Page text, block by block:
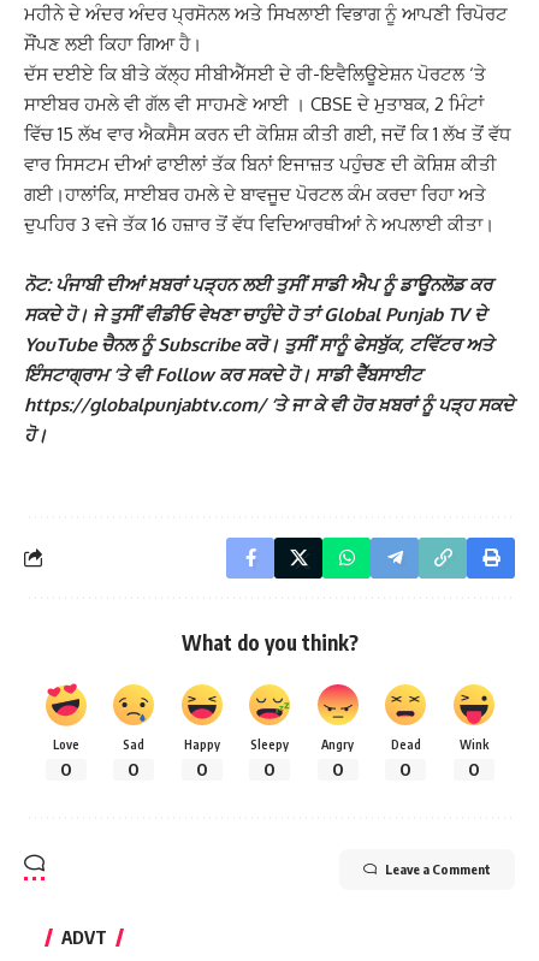
ਮਹੀਨੇ ਦੇ ਅੰਦਰ ਅੰਦਰ ਪ੍ਰਸੋਨਲ ਅਤੇ ਸਿਖਲਾਈ ਵਿਭਾਗ ਨੂੰ ਆਪਣੀ ਰਿਪੋਰਟ
ਸੌਂਪਣ ਲਈ ਕਿਹਾ ਗਿਆ ਹੈ।
ਦੱਸ ਦਈਏ ਕਿ ਬੀਤੇ ਕੱਲ੍ਹ ਸੀਬੀਐੱਸਈ ਦੇ ਰੀ-ਇਵੈਲਿਊਏਸ਼ਨ ਪੋਰਟਲ ‘ਤੇ
ਸਾਈਬਰ ਹਮਲੇ ਵੀ ਗੱਲ ਵੀ ਸਾਹਮਣੇ ਆਈ । CBSE ਦੇ ਮੁਤਾਬਕ, 2 ਮਿੰਟਾਂ
ਵਿੱਚ 15 ਲੱਖ ਵਾਰ ਐਕਸੈਸ ਕਰਨ ਦੀ ਕੋਸ਼ਿਸ਼ ਕੀਤੀ ਗਈ, ਜਦੋਂ ਕਿ 1 ਲੱਖ ਤੋਂ ਵੱਧ
ਵਾਰ ਸਿਸਟਮ ਦੀਆਂ ਫਾਈਲਾਂ ਤੱਕ ਬਿਨਾਂ ਇਜਾਜ਼ਤ ਪਹੁੰਚਣ ਦੀ ਕੋਸ਼ਿਸ਼ ਕੀਤੀ
ਗਈ।ਹਾਲਾਂਕਿ, ਸਾਈਬਰ ਹਮਲੇ ਦੇ ਬਾਵਜੂਦ ਪੋਰਟਲ ਕੰਮ ਕਰਦਾ ਰਿਹਾ ਅਤੇ
ਦੁਪਹਿਰ 3 ਵਜੇ ਤੱਕ 16 ਹਜ਼ਾਰ ਤੋਂ ਵੱਧ ਵਿਦਿਆਰਥੀਆਂ ਨੇ ਅਪਲਾਈ ਕੀਤਾ।
ਨੋਟ: ਪੰਜਾਬੀ ਦੀਆਂ ਖ਼ਬਰਾਂ ਪੜ੍ਹਨ ਲਈ ਤੁਸੀਂ ਸਾਡੀ ਐਪ ਨੂੰ ਡਾਊਨਲੋਡ ਕਰ
ਸਕਦੇ ਹੋ। ਜੇ ਤੁਸੀਂ ਵੀਡੀਓ ਵੇਖਣਾ ਚਾਹੁੰਦੇ ਹੋ ਤਾਂ Global Punjab TV ਦੇ
YouTube ਚੈਨਲ ਨੂੰ Subscribe ਕਰੋ। ਤੁਸੀਂ ਸਾਨੂੰ ਫੇਸਬੁੱਕ, ਟਵਿੱਟਰ ਅਤੇ
ਇੰਸਟਾਗ੍ਰਾਮ ‘ਤੇ ਵੀ Follow ਕਰ ਸਕਦੇ ਹੋ। ਸਾਡੀ ਵੈੱਬਸਾਈਟ
https://globalpunjabtv.com/ ‘ਤੇ ਜਾ ਕੇ ਵੀ ਹੋਰ ਖ਼ਬਰਾਂ ਨੂੰ ਪੜ੍ਹ ਸਕਦੇ
ਹੋ।
What do you think?
Love
0
Sad
0
Happy
0
Sleepy
0
Angry
0
Dead
0
Wink
0
Leave a Comment
ADVT